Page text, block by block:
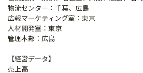
物流センター：千葉、広島
広報マーケティング室：東京
人材開発室：東京
管理本部：広島
【経営データ】
売上高